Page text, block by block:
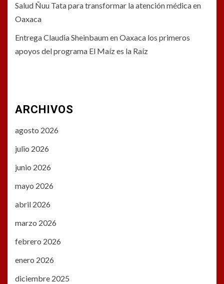
Salud Ñuu Tata para transformar la atención médica en
Oaxaca
Entrega Claudia Sheinbaum en Oaxaca los primeros
apoyos del programa El Maíz es la Raíz
ARCHIVOS
agosto 2026
julio 2026
junio 2026
mayo 2026
abril 2026
marzo 2026
febrero 2026
enero 2026
diciembre 2025